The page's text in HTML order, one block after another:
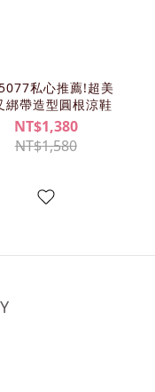
私心推薦!超美
綁帶造型圓根涼鞋
NT$1,380
NT$1,580